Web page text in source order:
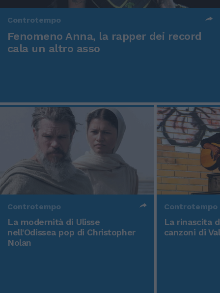
Controtempo
Fenomeno Anna, la rapper dei record
cala un altro asso
Controtempo
La modernità di Ulisse
nell'Odissea pop di Christopher
Nolan
Controtempo
La rinascita
canzoni di